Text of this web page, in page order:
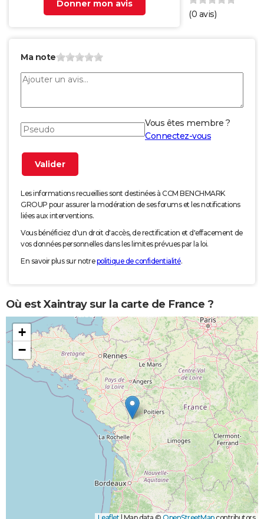
Donner mon avis
(0 avis)
Ma note
Vous êtes membre ?
Connectez-vous
Les informations recueillies sont destinées à CCM BENCHMARK
GROUP pour assurer la modération de ses forums et les notifications
liées aux interventions.
Vous bénéficiez d'un droit d'accès, de rectification et d'effacement de
vos données personnelles dans les limites prévues par la loi.
En savoir plus sur notrepolitique de confidentialité.
Où est Xaintray sur la carte de France ?
+
−